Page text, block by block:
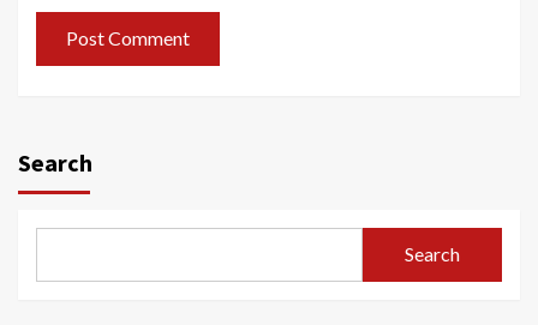
Search
Search